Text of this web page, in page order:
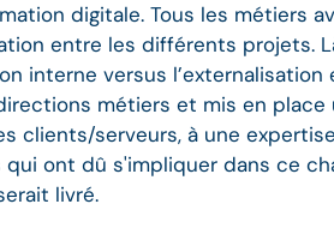
digitale. Tous les métiers
entre les différents projets.
interne versus
métiers et mis en place
clients/serveurs, à une
qui ont dû s'impliquer dans ce
livré.